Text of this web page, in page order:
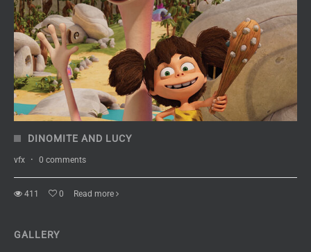
DINOMITE AND LUCY
vfx · 0 comments
411 0 Read more
GALLERY